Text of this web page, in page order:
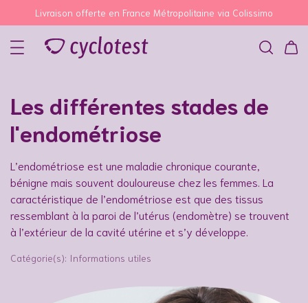
Livraison offerte en France Métropolitaine via Colissimo
enceinte ?
et symptômes ?
Les différentes stades de
l'endométriose
L’endométriose est une maladie chronique courante,
bénigne mais souvent douloureuse chez les femmes. La
caractéristique de l’endométriose est que des tissus
ressemblant à la paroi de l’utérus (endomètre) se trouvent
à l’extérieur de la cavité utérine et s’y développe.
Catégorie(s): Informations utiles